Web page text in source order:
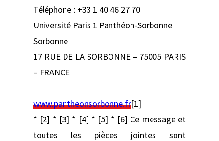
Téléphone : +33 1 40 46 27 70
Université Paris 1 Panthéon-Sorbonne
Sorbonne
17 RUE DE LA SORBONNE – 75005 PARIS
– FRANCE
www.pantheonsorbonne.fr[1]
* [2] * [3] * [4] * [5] * [6] Ce message et
toutes les pièces jointes sont